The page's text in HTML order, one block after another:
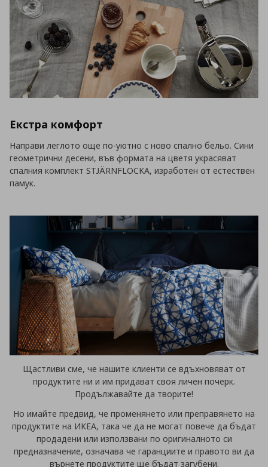
Екстра комфорт
Направи леглото още по-уютно с ново спално бельо. Сини
геометрични десени, във формата на цветя украсяват
спалния комплект STJÄRNFLOCKA, изработен от естествен
памук.
Щастливи сме, че нашите клиенти се вдъхновяват от
продуктите ни и им придават своя личен почерк.
Продължавайте да творите!
Но имайте предвид, че променянето или преправянето на
продуктите на ИКЕА, така че да не могат повече да бъдат
продадени или използвани по оригиналното си
предназначение, означава че гаранциите и правото ви да
върнете продуктите ще бъдат загубени.